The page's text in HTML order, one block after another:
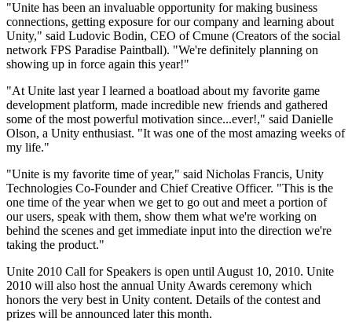
Мобильные игры
Создавайте и развивайте мобильные хиты с Unity
Инди-игры
Выпускайте большие игры с небольшими командами
XR-игры
Запускайте XR-игры на разных платформах
Многопользовательские игры
Упрощенное создание многопользовательских игр
Новости, истории и пресс-центр
"Unite has been an invaluable opportunity for making business
connections, getting exposure for our company and learning about
Unity," said Ludovic Bodin, CEO of Cmune (Creators of the social
network FPS Paradise Paintball). "We're definitely planning on
showing up in force again this year!"
"At Unite last year I learned a boatload about my favorite game
development platform, made incredible new friends and gathered
some of the most powerful motivation since...ever!," said Danielle
Olson, a Unity enthusiast. "It was one of the most amazing weeks of
my life."
"Unite is my favorite time of year," said Nicholas Francis, Unity
Technologies Co-Founder and Chief Creative Officer. "This is the
one time of the year when we get to go out and meet a portion of
our users, speak with them, show them what we're working on
behind the scenes and get immediate input into the direction we're
taking the product."
Unite 2010 Call for Speakers is open until August 10, 2010. Unite
2010 will also host the annual Unity Awards ceremony which
honors the very best in Unity content. Details of the contest and
prizes will be announced later this month.